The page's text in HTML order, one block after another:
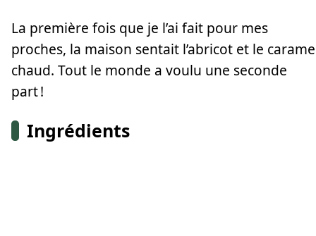
La première fois que je l’ai fait pour mes
proches, la maison sentait l’abricot et le
chaud. Tout le monde a voulu une seconde
part !
Ingrédients